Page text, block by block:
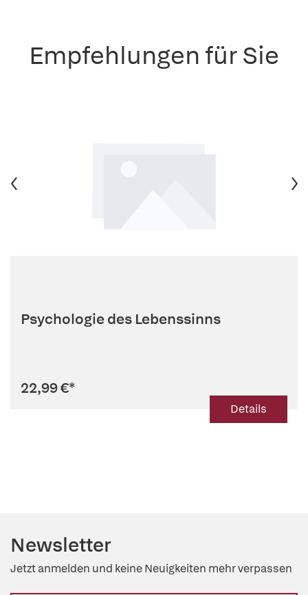
Empfehlungen für Sie
Psychologie des Lebenssinns
22,99 €*
Details
Newsletter
Jetzt anmelden und keine Neuigkeiten mehr verpassen